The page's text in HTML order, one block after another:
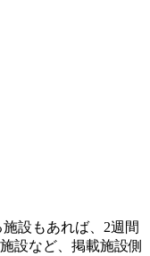
設もあれば、2週間
設など、掲載施設側